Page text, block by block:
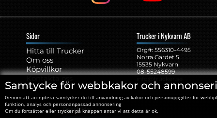
Samtycke för webbkakor och
Genom att acceptera samtycker du till användning av kakor och personuppgifter för
funktion, analys och personanpassad annonsering
Om du fortsätter eller trycker på knappen antar vi att detta är ok.
Sidor
Hitta till Trucker
Om oss
Köpvillkor
Kakor
Trucker i Nykvarn AB
Org#: ‍556310-4495
Norra Gärdet 5
15535 Nykvarn
08-55248599
Öppettider